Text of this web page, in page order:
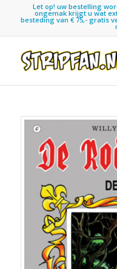
Let op! uw bestelling
ongemak krijgt u wat
besteding van € 75,- gratis